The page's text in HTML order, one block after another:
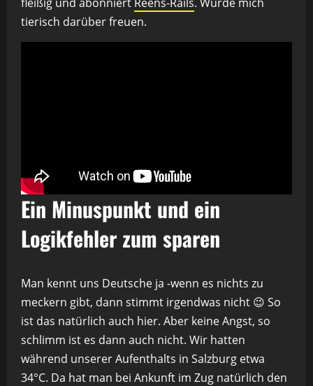
tierisch darüber freuen.
Ein Minuspunkt und ein
Logikfehler zum sparen
Man kennt uns Deutsche ja -wenn es nichts zu
meckern gibt, dann stimmt irgendwas nicht 😉 So
ist das natürlich auch hier. Aber keine Angst, so
schlimm ist es dann auch nicht. Wir hatten
während unserer Aufenthalts in Salzburg etwa
34°C. Da hat man bei Ankunft im Zug natürlich den